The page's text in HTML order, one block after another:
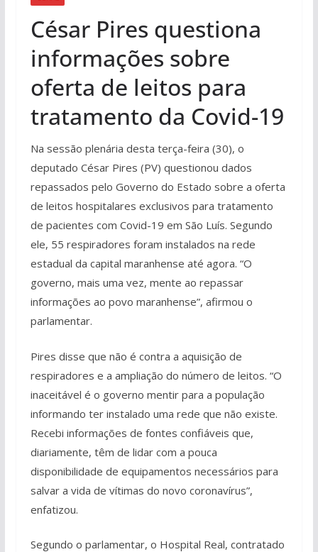
César Pires questiona
informações sobre
oferta de leitos para
tratamento da Covid-19
Na sessão plenária desta terça-feira (30), o
deputado César Pires (PV) questionou dados
repassados pelo Governo do Estado sobre a oferta
de leitos hospitalares exclusivos para tratamento
de pacientes com Covid-19 em São Luís. Segundo
ele, 55 respiradores foram instalados na rede
estadual da capital maranhense até agora. “O
governo, mais uma vez, mente ao repassar
informações ao povo maranhense”, afirmou o
parlamentar.
Pires disse que não é contra a aquisição de
respiradores e a ampliação do número de leitos. “O
inaceitável é o governo mentir para a população
informando ter instalado uma rede que não existe.
Recebi informações de fontes confiáveis que,
diariamente, têm de lidar com a pouca
disponibilidade de equipamentos necessários para
salvar a vida de vítimas do novo coronavírus”,
enfatizou.
Segundo o parlamentar, o Hospital Real, contratado